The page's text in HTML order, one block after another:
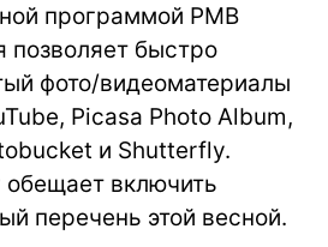
программой PMB
позволяет быстро
фото/видеоматериалы
Picasa Photo Album,
и Shutterfly.
обещает включить
перечень этой весной.